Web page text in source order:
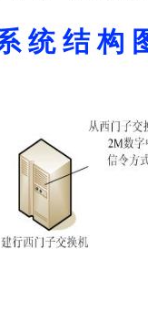
统 结 构